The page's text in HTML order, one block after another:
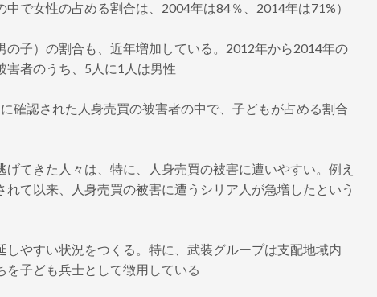
で女性の占める割合は、2004年は84％、2014年は71%）
の子）の割合も、近年増加している。2012年から2014年の
害者のうち、5人に1人は男性
確認された人身売買の被害者の中で、子どもが占める割合
げてきた人々は、特に、人身売買の被害に遭いやすい。例え
れて以来、人身売買の被害に遭うシリア人が急増したという
しやすい状況をつくる。特に、武装グループは支配地域内
を子ども兵士として徴用している